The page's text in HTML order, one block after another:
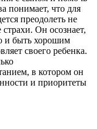
понимает, что для
преодолеть не
Он осознает,
и быть хорошим
своего ребенка.
в котором он
и приоритеты